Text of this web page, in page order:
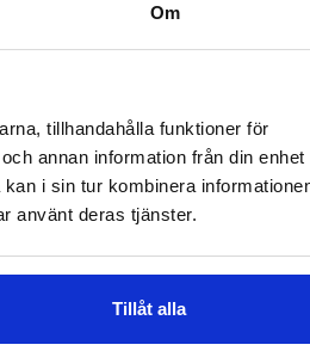
Om
tillhandahålla funktioner för
annan information från din enhet
i sin tur kombinera
använt deras tjänster.
Tillåt alla
dessutom ett alldeles nytt
upplagan, där han tar
förlorar sig
Han vill begripa
och Ukrainas, utan också